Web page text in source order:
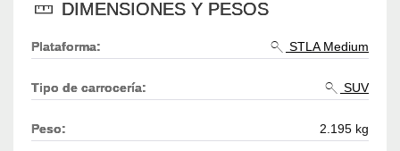
DIMENSIONES Y PESOS
Plataforma: STLA Medium
Tipo de carrocería: SUV
Peso: 2.195 kg